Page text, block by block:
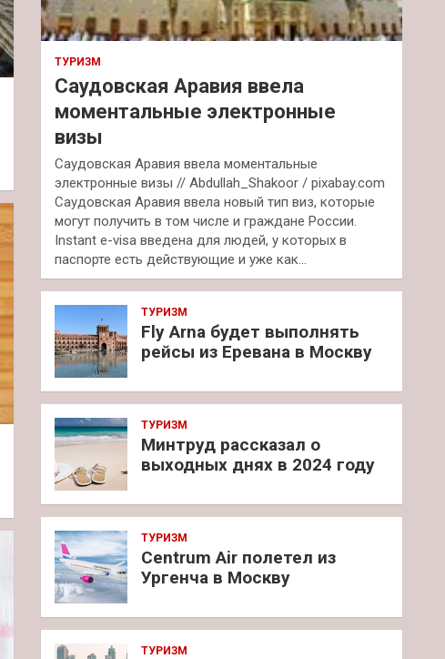
ТУРИЗМ
Саудовская Аравия ввела
моментальные электронные
визы
Саудовская Аравия ввела моментальные
электронные визы // Abdullah_Shakoor / pixabay.com
Саудовская Аравия ввела новый тип виз, которые
могут получить в том числе и граждане России.
Instant e-visa введена для людей, у которых в
паспорте есть действующие и уже как…
ТУРИЗМ
Fly Arna будет выполнять
рейсы из Еревана в Москву
ТУРИЗМ
Минтруд рассказал о
выходных днях в 2024 году
ТУРИЗМ
Centrum Air полетел из
Ургенча в Москву
ТУРИЗМ